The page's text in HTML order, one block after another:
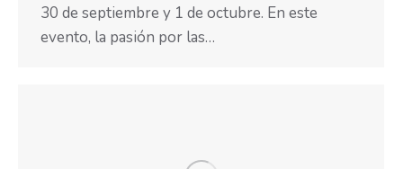
30 de septiembre y 1 de octubre. En este
evento, la pasión por las…